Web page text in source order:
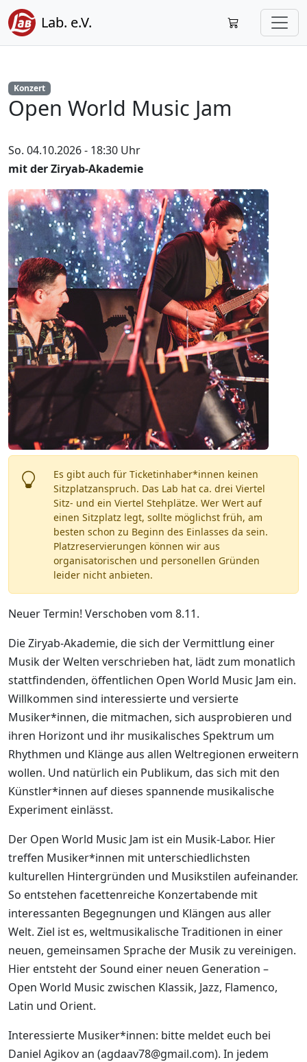
Lab. e.V.
Konzert
Open World Music Jam
So. 04.10.2026 - 18:30 Uhr
mit der Ziryab-Akademie
Es gibt auch für Ticketinhaber*innen keinen
Sitzplatzanspruch. Das Lab hat ca. drei Viertel
Sitz- und ein Viertel Stehplätze. Wer Wert auf
einen Sitzplatz legt, sollte möglichst früh, am
besten schon zu Beginn des Einlasses da sein.
Platzreservierungen können wir aus
organisatorischen und personellen Gründen
leider nicht anbieten.
Neuer Termin! Verschoben vom 8.11.
Die Ziryab-Akademie, die sich der Vermittlung einer
Musik der Welten verschrieben hat, lädt zum monatlich
stattfindenden, öffentlichen Open World Music Jam ein.
Willkommen sind interessierte und versierte
Musiker*innen, die mitmachen, sich ausprobieren und
ihren Horizont und ihr musikalisches Spektrum um
Rhythmen und Klänge aus allen Weltregionen erweitern
wollen. Und natürlich ein Publikum, das sich mit den
Künstler*innen auf dieses spannende musikalische
Experiment einlässt.
Der Open World Music Jam ist ein Musik-Labor. Hier
treffen Musiker*innen mit unterschiedlichsten
kulturellen Hintergründen und Musikstilen aufeinander.
So entstehen facettenreiche Konzertabende mit
interessanten Begegnungen und Klängen aus aller
Welt. Ziel ist es, weltmusikalische Traditionen in einer
neuen, gemeinsamen Sprache der Musik zu vereinigen.
Hier entsteht der Sound einer neuen Generation –
Open World Music zwischen Klassik, Jazz, Flamenco,
Latin und Orient.
Interessierte Musiker*innen: bitte meldet euch bei
Daniel Agikov an (agdaav78@gmail.com). In jedem